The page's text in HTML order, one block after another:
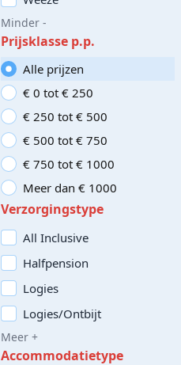
Minder -
Prijsklasse p.p.
Alle prijzen
€ 0 tot € 250
€ 250 tot € 500
€ 500 tot € 750
€ 750 tot € 1000
Meer dan € 1000
Verzorgingstype
All Inclusive
Halfpension
Logies
Logies/Ontbijt
Meer +
Accommodatietype